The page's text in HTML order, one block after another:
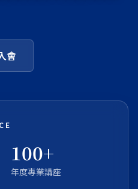
會
100+
年度專業講座